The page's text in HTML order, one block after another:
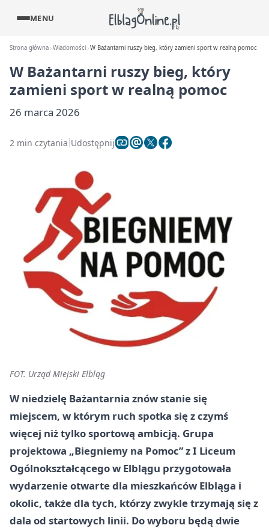
MENU
Strona główna Wiadomości W Bażantarni ruszy bieg, który zamieni sport w realną pomoc
W Bażantarni ruszy bieg, który
zamieni sport w realną pomoc
26 marca 2026
2 min czytania Udostępnij
FOT. Urząd Miejski Elbląg
W niedzielę Bażantarnia znów stanie się
miejscem, w którym ruch spotka się z czymś
więcej niż tylko sportową ambicją. Grupa
projektowa „Biegniemy na Pomoc” z I Liceum
Ogólnokształcącego w Elblągu przygotowała
wydarzenie otwarte dla mieszkańców Elbląga i
okolic, także dla tych, którzy zwykle trzymają się z
dala od startowych linii. Do wyboru będą dwie